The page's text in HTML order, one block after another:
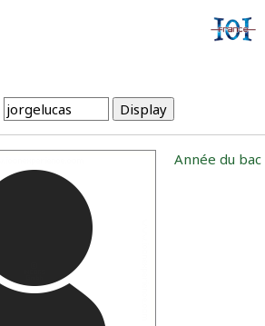
Année du bac